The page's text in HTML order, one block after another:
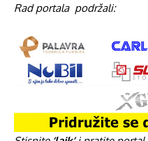
Rad portala podržali: